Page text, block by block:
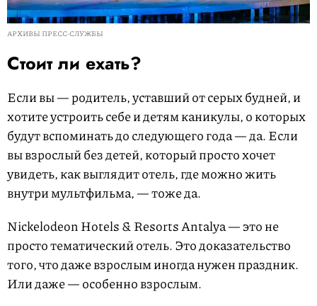
АРХИВЫ ПРЕСС-СЛУЖБЫ
Стоит ли ехать?
Если вы — родитель, уставший от серых будней, и
хотите устроить себе и детям каникулы, о которых
будут вспоминать до следующего года — да. Если
вы взрослый без детей, который просто хочет
увидеть, как выглядит отель, где можно жить
внутри мультфильма, — тоже да.
Nickelodeon Hotels & Resorts Antalya — это не
просто тематический отель. Это доказательство
того, что даже взрослым иногда нужен праздник.
Или даже — особенно взрослым.